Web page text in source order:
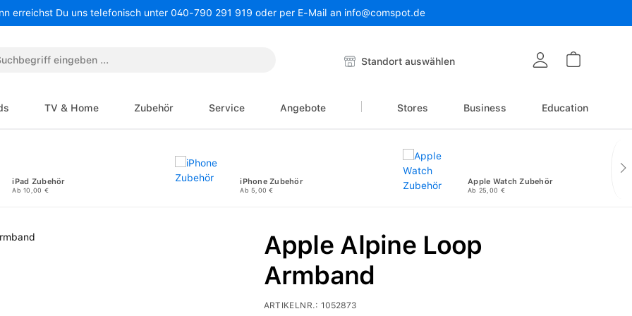
erreichst Du uns telefonisch unter 040-790 291 919 oder per E-Mail an info@comspot.de
Standort auswählen
TV & Home Zubehör Service Angebote Stores Business Education
iPad Zubehör
Ab 10,00 €
iPhone Zubehör
Ab 5,00 €
Apple Watch Zubehör
Ab 25,00 €
Apple Alpine Loop
Armband
ARTIKELNR.: 1052873